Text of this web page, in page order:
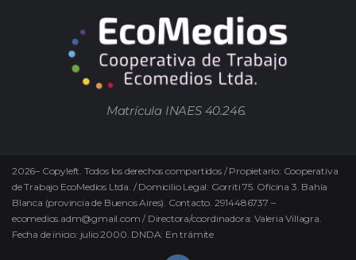
Matrícula INAES 40.246.
2026– Copyleft. Todos los derechos compartidos / Propietario: Cooperativa
de Trabajo EcoMedios Ltda. / Domicilio Legal: Gorriti 75. Oficina 3. Bahía
Blanca (provincia de Buenos Aires). Contacto. 2914486737 –
ecomedios.adm@gmail.com / Directora/coordinadora: Valeria Villagra.
Fecha de inicio: julio 2000. DNDA: En trámite